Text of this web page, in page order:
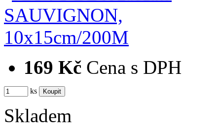
169 Kč Cena s DPH
ks
Skladem